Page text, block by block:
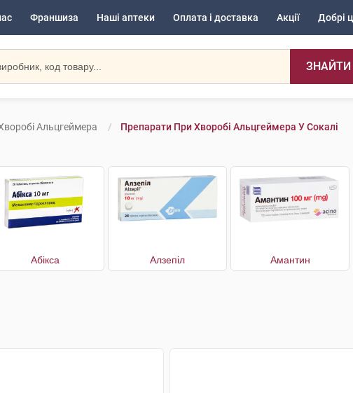
Франшиза Наші аптеки Оплата і доставка Акції Добрі
ЗНАЙТИ
Альцгеймера Препарати При Хворобі Альцгеймера У Сокалі
Абікса Алзепіл Амантин